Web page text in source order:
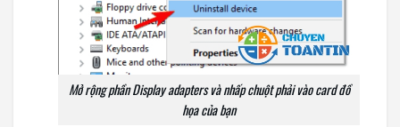
Mở rộng phần Display adapters và nhấp chuột phải vào card đồ
họa của bạn